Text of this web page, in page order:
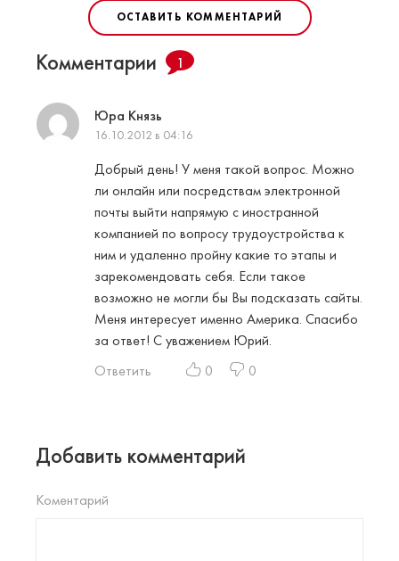
ОСТАВИТЬ КОММЕНТАРИЙ
Комментарии 1
Юра Князь
16.10.2012 в 04:16
Добрый день! У меня такой вопрос. Можно
ли онлайн или посредствам электронной
почты выйти напрямую с иностранной
компанией по вопросу трудоустройства к
ним и удаленно пройну какие то этапы и
зарекомендовать себя. Если такое
возможно не могли бы Вы подсказать сайты.
Меня интересует именно Америка. Спасибо
за ответ! С уважением Юрий.
Ответить
0 0
Добавить комментарий
Коментарий